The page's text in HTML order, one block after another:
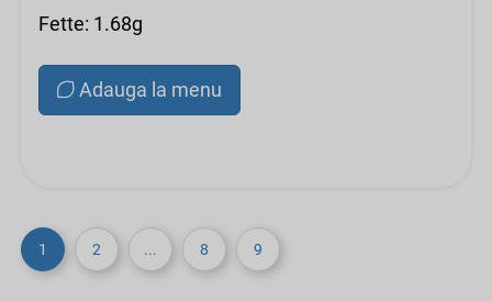
Fette: 1.68g
Adauga la menu
1 2 ... 8 9